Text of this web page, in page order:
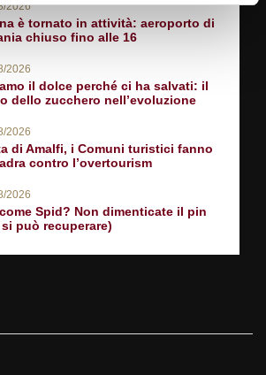
2026
è tornato in attività: aeroporto di
chiuso fino alle 16
2026
il dolce perché ci ha salvati: il
dello zucchero nell’evoluzione
2026
di Amalfi, i Comuni turistici fanno
contro l’overtourism
2026
Spid? Non dimenticate il pin
si può recuperare)